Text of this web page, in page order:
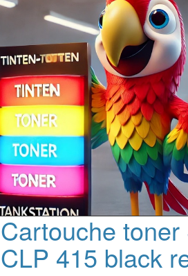
Cartouche
CLP 415 black